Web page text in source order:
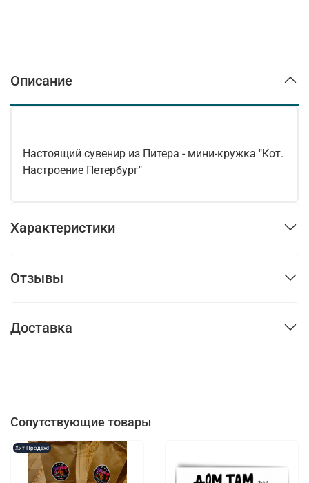
Описание
Настоящий сувенир из Питера - мини-кружка "Кот.
Настроение Петербург"
Характеристики
Отзывы
Доставка
Сопутствующие товары
Хит Продаж!